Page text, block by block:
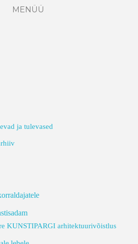
MENÜÜ
ja tulevased
KUNSTIPARGI arhitektuurivõistlus